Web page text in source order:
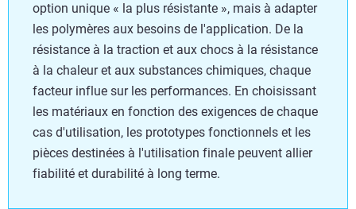
option unique « la plus résistante », mais à adapter
les polymères aux besoins de l'application. De la
résistance à la traction et aux chocs à la résistance
à la chaleur et aux substances chimiques, chaque
facteur influe sur les performances. En choisissant
les matériaux en fonction des exigences de chaque
cas d'utilisation, les prototypes fonctionnels et les
pièces destinées à l'utilisation finale peuvent allier
fiabilité et durabilité à long terme.